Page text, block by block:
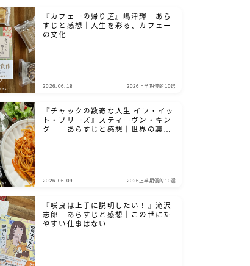
『カフェーの帰り道』嶋津輝 あら
すじと感想｜人生を彩る、カフェー
の文化
2026.06.18 2026上半期僕的10選
『チャックの数奇な人生 イフ・イッ
ト・ブリーズ』スティーヴン・キン
グ あらすじと感想｜世界の裏側
2026.06.09 2026上半期僕的10選
『咲良は上手に説明したい！』滝沢
志郎 あらすじと感想｜この世にた
やすい仕事はない